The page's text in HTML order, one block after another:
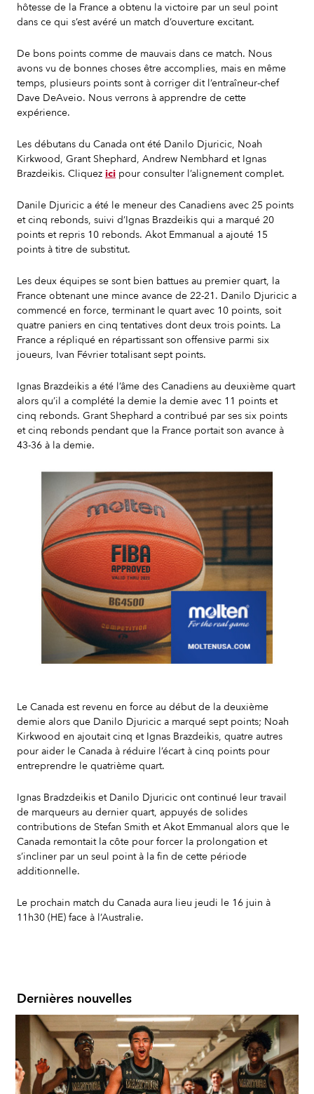
hôtesse de la France a obtenu la victoire par un seul point
dans ce qui s’est avéré un match d’ouverture excitant.
De bons points comme de mauvais dans ce match. Nous
avons vu de bonnes choses être accomplies, mais en même
temps, plusieurs points sont à corriger dit l’entraîneur-chef
Dave DeAveio. Nous verrons à apprendre de cette
expérience.
Les débutans du Canada ont été Danilo Djuricic, Noah
Kirkwood, Grant Shephard, Andrew Nembhard et Ignas
Brazdeikis. Cliquez ici pour consulter l’alignement complet.
Danile Djuricic a été le meneur des Canadiens avec 25 points
et cinq rebonds, suivi d’Ignas Brazdeikis qui a marqué 20
points et repris 10 rebonds. Akot Emmanual a ajouté 15
points à titre de substitut.
Les deux équipes se sont bien battues au premier quart, la
France obtenant une mince avance de 22-21. Danilo Djuricic a
commencé en force, terminant le quart avec 10 points, soit
quatre paniers en cinq tentatives dont deux trois points. La
France a répliqué en répartissant son offensive parmi six
joueurs, Ivan Février totalisant sept points.
Ignas Brazdeikis a été l’âme des Canadiens au deuxième quart
alors qu’il a complété la demie la demie avec 11 points et
cinq rebonds. Grant Shephard a contribué par ses six points
et cinq rebonds pendant que la France portait son avance à
43-36 à la demie.
Le Canada est revenu en force au début de la deuxième
demie alors que Danilo Djuricic a marqué sept points; Noah
Kirkwood en ajoutait cinq et Ignas Brazdeikis, quatre autres
pour aider le Canada à réduire l’écart à cinq points pour
entreprendre le quatrième quart.
Ignas Bradzdeikis et Danilo Djuricic ont continué leur travail
de marqueurs au dernier quart, appuyés de solides
contributions de Stefan Smith et Akot Emmanual alors que le
Canada remontait la côte pour forcer la prolongation et
s’incliner par un seul point à la fin de cette période
additionnelle.
Le prochain match du Canada aura lieu jeudi le 16 juin à
11h30 (HE) face à l’Australie.
Dernières nouvelles